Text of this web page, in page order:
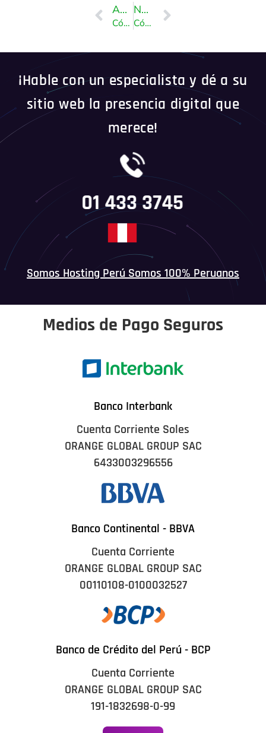
ANTERIOR
Cómo crear una cuenta de correo electrónico en cPanel
NEXT
Cómo crear una respuesta automática de correo electrónico cuando estás de vacaciones
¡Hable con un especialista y dé a su
sitio web la presencia digital que
merece!
01 433 3745
Somos Hosting Perú Somos 100% Peruanos
Medios de Pago Seguros
Banco Interbank
Cuenta Corriente Soles
ORANGE GLOBAL GROUP SAC
6433003296556
Banco Continental - BBVA
Cuenta Corriente
ORANGE GLOBAL GROUP SAC
00110108-0100032527
Banco de Crédito del Perú - BCP
Cuenta Corriente
ORANGE GLOBAL GROUP SAC
191-1832698-0-99